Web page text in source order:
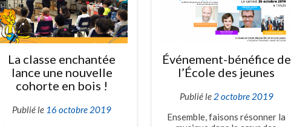
La classe enchantée
lance une nouvelle
cohorte en bois !
Publié le 16 octobre 2019
Événement-bénéfice de
l’École des jeunes
Publié le 2 octobre 2019
Ensemble, faisons résonner la